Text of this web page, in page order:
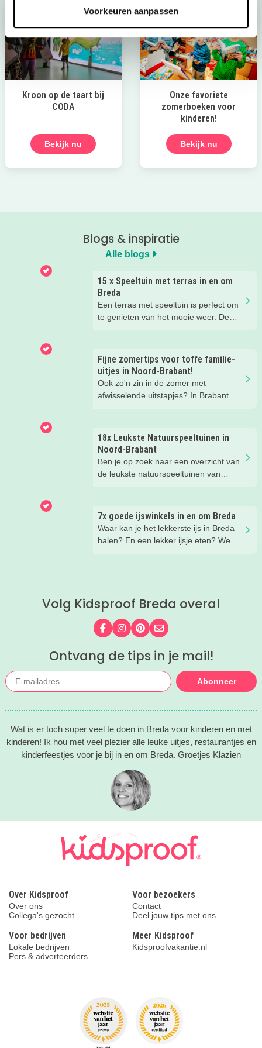
Voorkeuren aanpassen
Kroon op de taart bij
CODA
Bekijk nu
Onze favoriete
zomerboeken voor
kinderen!
Bekijk nu
Blogs & inspiratie
Alle blogs
15 x Speeltuin met terras in en om
Breda
Een terras met speeltuin is perfect om
te genieten van het mooie weer. De
op het terras. Ideale combinatie.
Wij hebben een paar restaurants met
terras en speeltuin in Breda en
omgeving voor je op een rij gezet. Dat
is makkelijk een super fijn plekje
Fijne zomertips voor toffe familie-
uitjes in Noord-Brabant!
Ook zo'n zin in de zomer met
afwisselende uitstapjes? In Brabant
natuur, ga voor een actief uitje, een
verrassende museum of ontdek de
gezellige steden. Wij verzamelden hele
toffe tips voor je.
18x Leukste Natuurspeeltuinen in
Noord-Brabant
Ben je op zoek naar een overzicht van
de leukste natuurspeeltuinen van
een rij gezet. Veel plezier in de
speeltuin!
7x goede ijswinkels in en om Breda
Waar kan je het lekkerste ijs in Breda
halen? En een lekker ijsje eten? We
Volg Kidsproof Breda overal
Volg ons op Facebook
Volg ons op Instagram
Volg ons op Pinterest
Mail ons
Ontvang de tips in je mail!
Abonneer
Wat is er toch super veel te doen in Breda voor kinderen en met
kinderen! Ik hou met veel plezier alle leuke uitjes, restaurantjes en
kinderfeestjes voor je bij in en om Breda. Groetjes Klazien
Over Kidsproof
Over ons
Collega's gezocht
Voor bezoekers
Contact
Deel jouw tips met ons
Voor bedrijven
Lokale bedrijven
Pers & adverteerders
Meer Kidsproof
Kidsproofvakantie.nl